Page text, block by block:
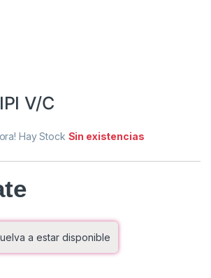
V/C
Hay Stock Sin existencias
a estar disponible